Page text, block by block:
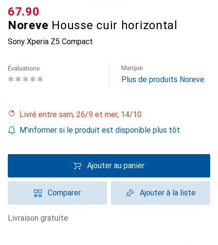
Noreve Housse cuir horizontal
Sony Xperia Z5 Compact
CHF
67.90
Évaluations Marque
Plus de produits Noreve
Livré entre sam, 26/9 et mer, 14/10
M'informer si le produit est disponible plus tôt
Ajouter au panier
Comparer Ajouter à la liste
livraison gratuite